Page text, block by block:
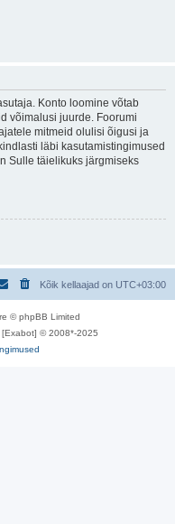
Konto loomine võtab
võimalusi juurde. Foorumi
mitmeid olulisi õigusi ja
läbi kasutamistingimused
Sulle täielikuks järgmiseks
Kõik kellaajad on UTC+03:00
© phpBB Limited
© 2008*-2025